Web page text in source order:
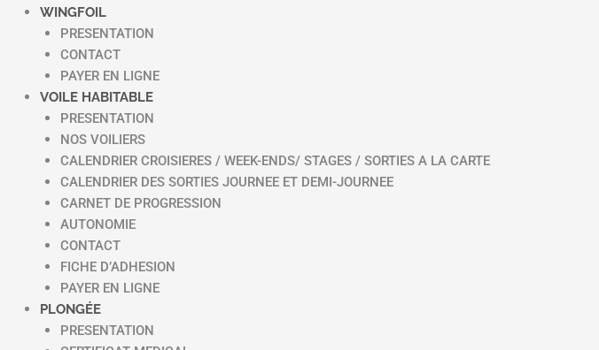
WINGFOIL
PRESENTATION
CONTACT
PAYER EN LIGNE
VOILE HABITABLE
PRESENTATION
NOS VOILIERS
CALENDRIER CROISIERES / WEEK-ENDS/ STAGES / SORTIES A LA CARTE
CALENDRIER DES SORTIES JOURNEE ET DEMI-JOURNEE
CARNET DE PROGRESSION
AUTONOMIE
CONTACT
FICHE D’ADHESION
PAYER EN LIGNE
PLONGÉE
PRESENTATION